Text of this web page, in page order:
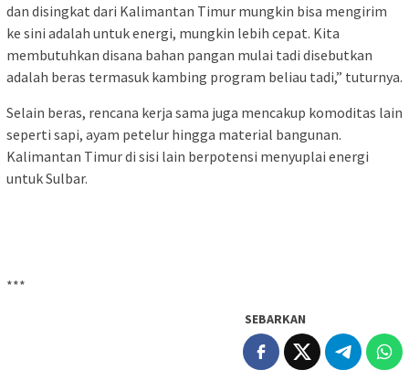
dan disingkat dari Kalimantan Timur mungkin bisa mengirim
ke sini adalah untuk energi, mungkin lebih cepat. Kita
membutuhkan disana bahan pangan mulai tadi disebutkan
adalah beras termasuk kambing program beliau tadi,” tuturnya.
Selain beras, rencana kerja sama juga mencakup komoditas lain
seperti sapi, ayam petelur hingga material bangunan.
Kalimantan Timur di sisi lain berpotensi menyuplai energi
untuk Sulbar.
***
SEBARKAN